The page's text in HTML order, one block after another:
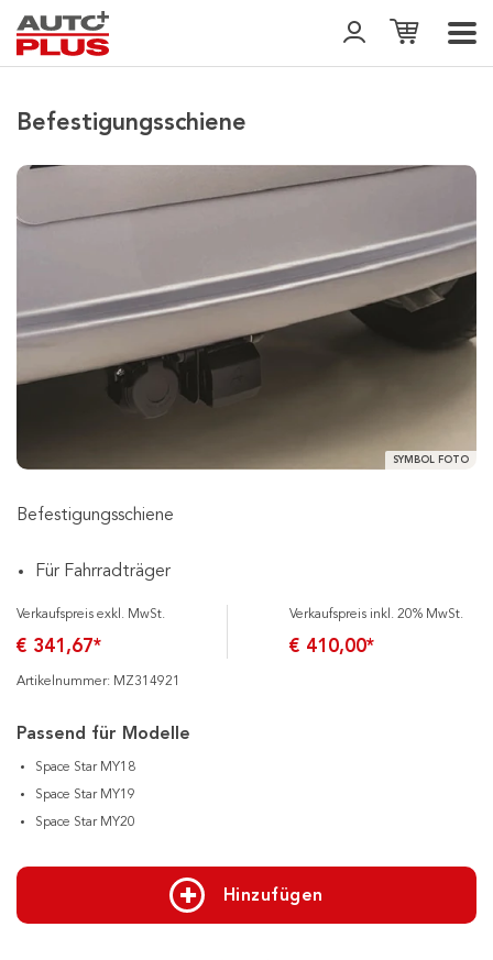
Befestigungsschiene
SYMBOL FOTO
Befestigungsschiene
Für Fahrradträger
Verkaufspreis exkl. MwSt.
€ 341,67*
Verkaufspreis inkl. 20% MwSt.
€ 410,00*
Artikelnummer: MZ314921
Passend für Modelle
Space Star MY18
Space Star MY19
Space Star MY20
Hinzufügen